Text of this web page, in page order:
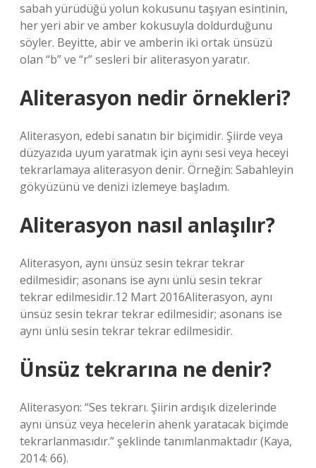
sabah yürüdüğü yolun kokusunu taşıyan esintinin,
her yeri abir ve amber kokusuyla doldurduğunu
söyler. Beyitte, abir ve amberin iki ortak ünsüzü
olan “b” ve “r” sesleri bir aliterasyon yaratır.
Aliterasyon nedir örnekleri?
Aliterasyon, edebi sanatın bir biçimidir. Şiirde veya
düzyazıda uyum yaratmak için aynı sesi veya heceyi
tekrarlamaya aliterasyon denir. Örneğin: Sabahleyin
gökyüzünü ve denizi izlemeye başladım.
Aliterasyon nasıl anlaşılır?
Aliterasyon, aynı ünsüz sesin tekrar tekrar
edilmesidir; asonans ise aynı ünlü sesin tekrar
tekrar edilmesidir.12 Mart 2016Aliterasyon, aynı
ünsüz sesin tekrar tekrar edilmesidir; asonans ise
aynı ünlü sesin tekrar tekrar edilmesidir.
Ünsüz tekrarına ne denir?
Aliterasyon: “Ses tekrarı. Şiirin ardışık dizelerinde
aynı ünsüz veya hecelerin ahenk yaratacak biçimde
tekrarlanmasıdır.” şeklinde tanımlanmaktadır (Kaya,
2014: 66).